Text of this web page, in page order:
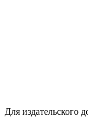
Для издательского